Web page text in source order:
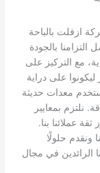
ازفلت بالباحة
بالجودة
مع التركيز على
ليكونوا على دراية
معدات حديثة
نلتزم بمعايير
عملائنا بنا.
ونقدم حلولًا
الرائدين في مجال